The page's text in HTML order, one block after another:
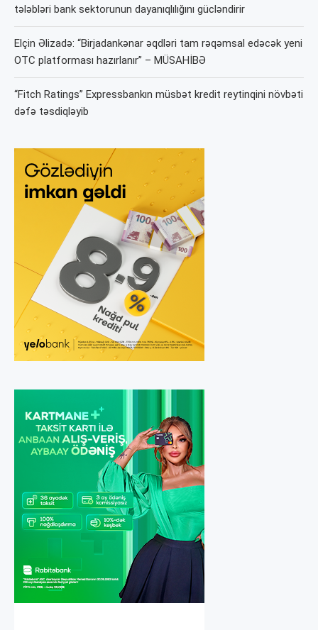
tələbləri bank sektorunun dayanıqlılığını gücləndirir
Elçin Əlizadə: “Birjadankənar əqdləri tam rəqəmsal edəcək yeni
OTC platforması hazırlanır” – MÜSAHİBƏ
“Fitch Ratings” Expressbankın müsbət kredit reytinqini növbəti
dəfə təsdiqləyib